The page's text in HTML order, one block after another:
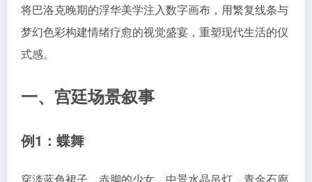
将巴洛克晚期的浮华美学注入数字画布，用繁复线条与
梦幻色彩构建情绪疗愈的视觉盛宴，重塑现代生活的仪
式感。
一、宫廷场景叙事
例1：蝶舞